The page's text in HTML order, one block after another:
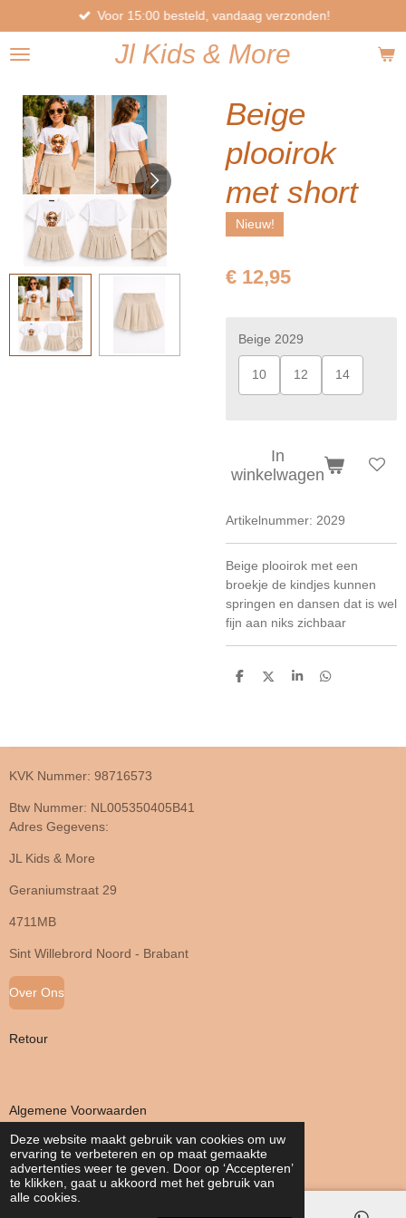
Deze website maakt gebruik van cookies om uw
ervaring te verbeteren en op maat gemaakte
advertenties weer te geven. Door op ‘Accepteren’
te klikken, gaat u akkoord met het gebruik van
alle cookies.
direct
naar
hoofdinhoud
JlKids & More
Voor 15:00 besteld, vandaag verzonden!
Beige
plooirok
met short
Nieuw!
€ 12,95
Beige 2029
10 12 14
In
winkelwagen
Artikelnummer: 2029
Beige plooirok met een
broekje de kindjes kunnen
springen en dansen dat is wel
fijn aan niks zichbaar
D
D
S
D
KVK Nummer: 98716573
Btw Nummer: NL005350405B41
Adres Gegevens:
JL Kids & More
Geraniumstraat 29
4711MB
Sint Willebrord Noord - Brabant
Over Ons
Retour
Algemene Voorwaarden
Privacy Verklaring